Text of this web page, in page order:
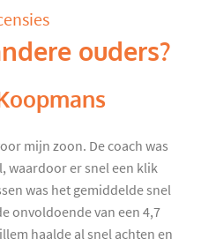
ouders?
mijn zoon. De coach was
waardoor er snel een klik
was het gemiddelde snel
onvoldoende van een 4,7
haalde al snel achten en